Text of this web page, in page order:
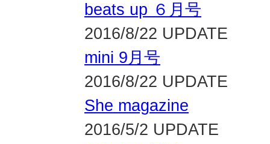
beats up ６月号
2016/8/22 UPDATE
mini 9月号
2016/8/22 UPDATE
She magazine
2016/5/2 UPDATE